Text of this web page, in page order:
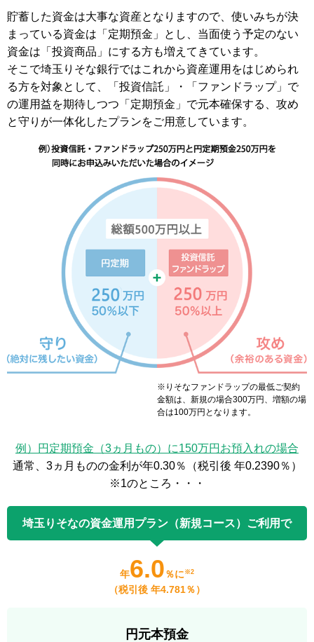
貯蓄した資金は大事な資産となりますので、使いみちが決
まっている資金は「定期預金」とし、当面使う予定のない
資金は「投資商品」にする方も増えてきています。
そこで埼玉りそな銀行ではこれから資産運用をはじめられ
る方を対象として、「投資信託」・「ファンドラップ」で
の運用益を期待しつつ「定期預金」で元本確保する、攻め
と守りが一体化したプランをご用意しています。
※りそなファンドラップの最低ご契約
金額は、新規の場合300万円、増額の場
合は100万円となります。
例）円定期預金（3ヵ月もの）に150万円お預入れの場合
通常、3ヵ月ものの金利が年0.30％（税引後 年0.2390％）
※1のところ・・・
埼玉りそなの資金運用プラン（新規コース）ご利用で
年6.0％に ※2
（税引後 年4.781％）
円元本預金